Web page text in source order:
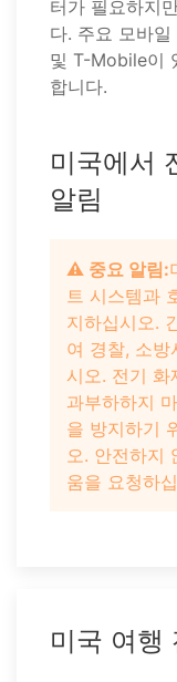
터가 필요하지
다. 주요 모바
및 T-Mobile이
합니다.
미국에서
알림
⚠️ 중요 알림:
트 시스템과
지하십시오.
여 경찰, 소방
시오. 전기 화
과부하하지
을 방지하기
오. 안전하지
움을 요청하
미국 여행